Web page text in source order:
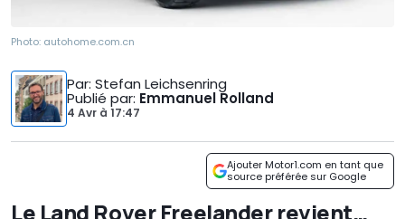
Photo: autohome.com.cn
Par: Stefan Leichsenring
Publié par: Emmanuel Rolland
4 Avr à 17:47
Ajouter Motor1.com en tant que
source préférée sur Google
Le Land Rover Freelander revient…